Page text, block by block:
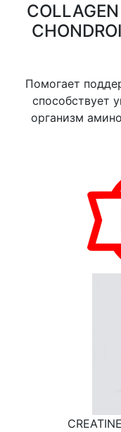
Помогает
способствует
организм